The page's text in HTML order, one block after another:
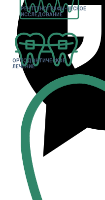
РЕНТГЕНОГРАФИ-ЧЕСКОЕ
ИССЛЕДОВАНИЕ
ОРТОДОНТИЧЕСКОЕ
ЛЕЧЕНИЕ